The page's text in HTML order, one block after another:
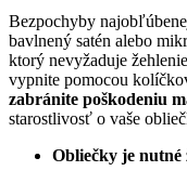
Bezpochyby
bavlnený satén alebo
ktorý nevyžaduje
vypnite pomocou
zabránite poškodeniu
starostlivosť o vaše
Obliečky je